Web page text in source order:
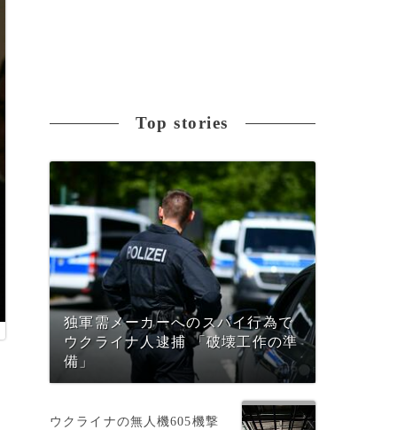
Top stories
独軍需メーカーへのスパイ行為で
ウクライナ人逮捕 「破壊工作の準
備」
ウクライナの無人機605機撃